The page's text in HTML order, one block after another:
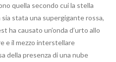
quella secondo cui la stella
stata una supergigante rossa,
ha causato un’onda d’urto allo
e il mezzo interstellare
della presenza di una nube